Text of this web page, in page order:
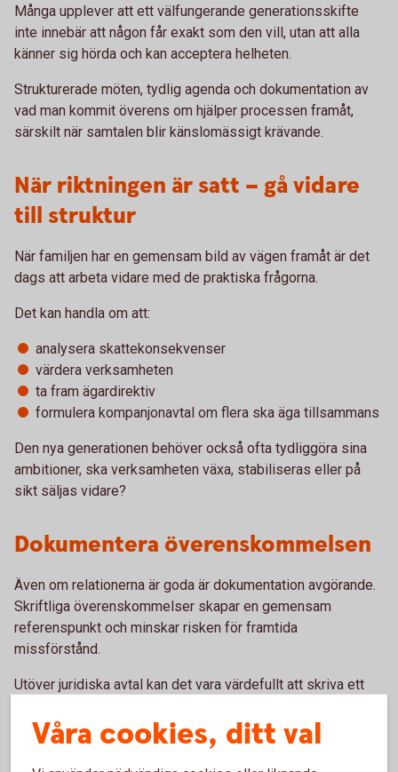
Många upplever att ett välfungerande generationsskifte
inte innebär att någon får exakt som den vill, utan att alla
känner sig hörda och kan acceptera helheten.
Strukturerade möten, tydlig agenda och dokumentation av
vad man kommit överens om hjälper processen framåt,
särskilt när samtalen blir känslomässigt krävande.
När riktningen är satt – gå vidare
till struktur
När familjen har en gemensam bild av vägen framåt är det
dags att arbeta vidare med de praktiska frågorna.
Det kan handla om att:
analysera skattekonsekvenser
värdera verksamheten
ta fram ägardirektiv
formulera kompanjonavtal om flera ska äga tillsammans
Den nya generationen behöver också ofta tydliggöra sina
ambitioner, ska verksamheten växa, stabiliseras eller på
sikt säljas vidare?
Dokumentera överenskommelsen
Även om relationerna är goda är dokumentation avgörande.
Skriftliga överenskommelser skapar en gemensam
referenspunkt och minskar risken för framtida
missförstånd.
Utöver juridiska avtal kan det vara värdefullt att skriva ett
intentionerna och de principer familjen enats kring.
Våra cookies, ditt val